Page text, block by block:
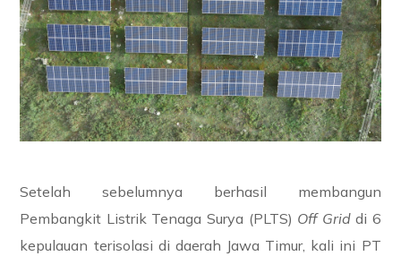
Setelah sebelumnya berhasil membangun
Pembangkit Listrik Tenaga Surya (PLTS) Off Griddi 6
kepulauan terisolasi di daerah Jawa Timur, kali ini PT